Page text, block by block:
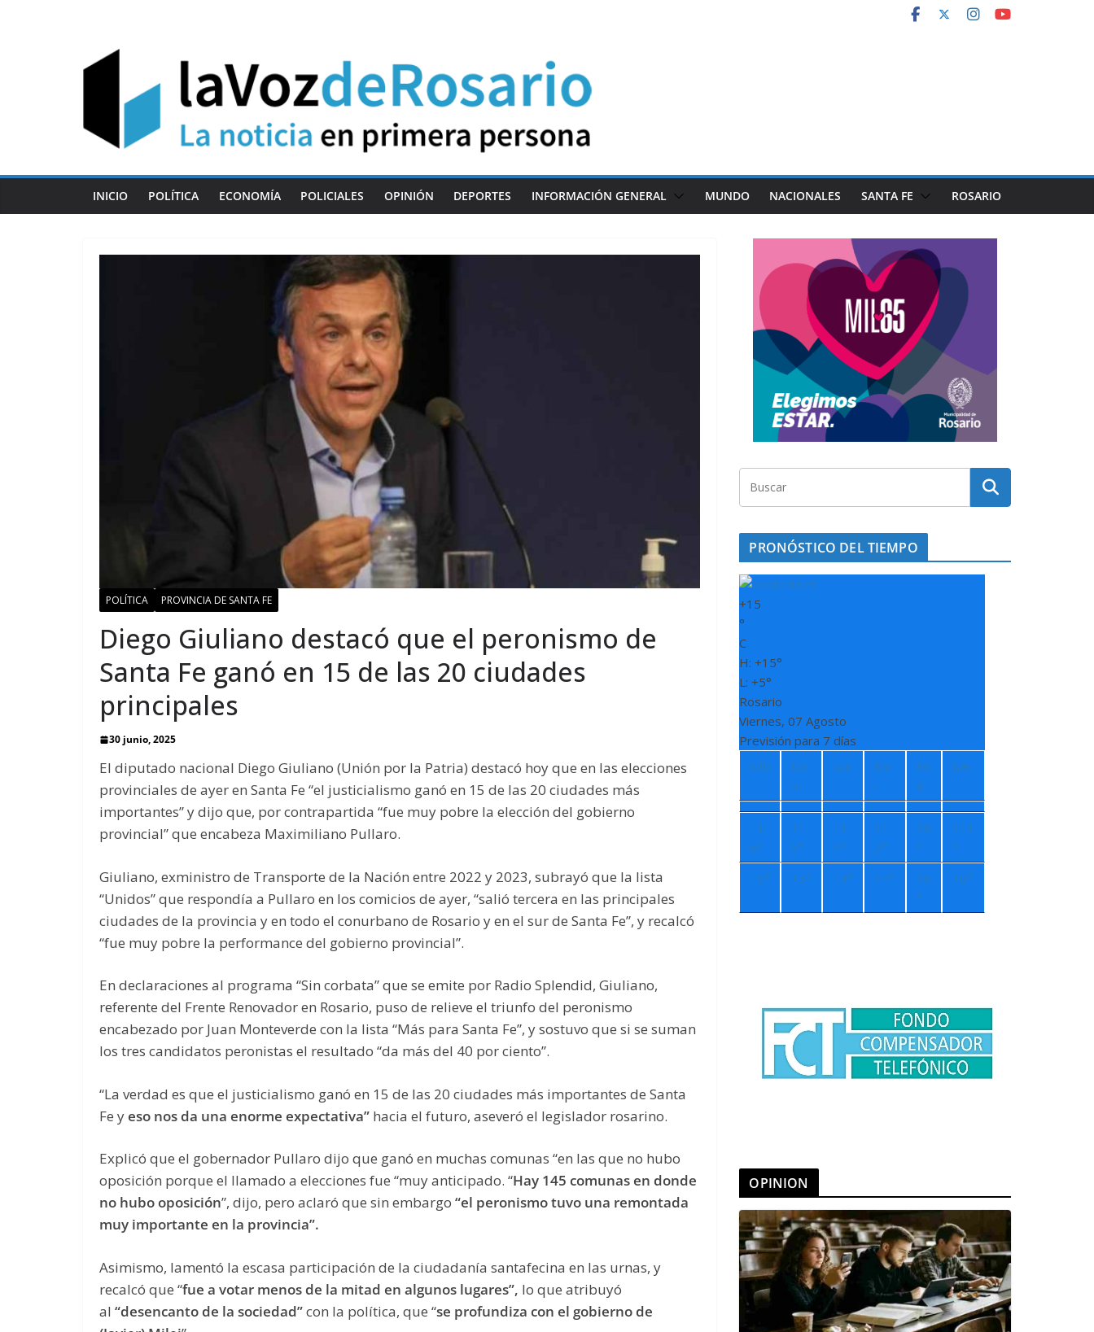
INICIO POLÍTICA ECONOMÍA POLICIALES OPINIÓN DEPORTES INFORMACIÓN GENERAL MUNDO NACIONALES SANTA FE ROSARIO
POLÍTICA PROVINCIA DE SANTA FE
Diego Giuliano destacó que el peronismo de
Santa Fe ganó en 15 de las 20 ciudades
principales
30 junio, 2025
El diputado nacional Diego Giuliano (Unión por la Patria) destacó hoy que en las elecciones
provinciales de ayer en Santa Fe “el justicialismo ganó en 15 de las 20 ciudades más
importantes” y dijo que, por contrapartida “fue muy pobre la elección del gobierno
provincial” que encabeza Maximiliano Pullaro.
Giuliano, exministro de Transporte de la Nación entre 2022 y 2023, subrayó que la lista
“Unidos” que respondía a Pullaro en los comicios de ayer, “salió tercera en las principales
ciudades de la provincia y en todo el conurbano de Rosario y en el sur de Santa Fe”, y recalcó
“fue muy pobre la performance del gobierno provincial”.
En declaraciones al programa “Sin corbata” que se emite por Radio Splendid, Giuliano,
referente del Frente Renovador en Rosario, puso de relieve el triunfo del peronismo
encabezado por Juan Monteverde con la lista “Más para Santa Fe”, y sostuvo que si se suman
los tres candidatos peronistas el resultado “da más del 40 por ciento”.
“La verdad es que el justicialismo ganó en 15 de las 20 ciudades más importantes de Santa
Fe y eso nos da una enorme expectativa” hacia el futuro, aseveró el legislador rosarino.
Explicó que el gobernador Pullaro dijo que ganó en muchas comunas “en las que no hubo
oposición porque el llamado a elecciones fue “muy anticipado. “Hay 145 comunas en donde
no hubo oposición”, dijo, pero aclaró que sin embargo “el peronismo tuvo una remontada
muy importante en la provincia”.
Asimismo, lamentó la escasa participación de la ciudadanía santafecina en las urnas, y
recalcó que “fue a votar menos de la mitad en algunos lugares”, lo que atribuyó
al “desencanto de la sociedad”con la política, que “se profundiza con el gobierno de
PRONÓSTICO DEL TIEMPO
+15
°
C
H:+15°
L:+5°
Rosario
Viernes, 07 Agosto
Previsión para 7 días
Sáb
Do
m
Lun
Ma
r
Mi
é
Jue
+1
6°
+1
5°
+1
4°
+1
3°
+9
°
+11
°
+6° +5° +4° +4° +8
°
+8°
OPINION